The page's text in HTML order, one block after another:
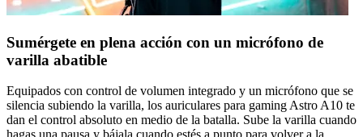
Sumérgete en plena acción con un micrófono de
varilla abatible
Equipados con control de volumen integrado y un micrófono que se
silencia subiendo la varilla, los auriculares para gaming Astro A10 te
dan el control absoluto en medio de la batalla. Sube la varilla cuando